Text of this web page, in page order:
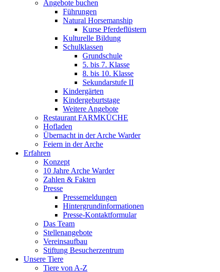
Angebote buchen
Führungen
Natural Horsemanship
Kurse Pferdeflüstern
Kulturelle Bildung
Schulklassen
Grundschule
5. bis 7. Klasse
8. bis 10. Klasse
Sekundarstufe II
Kindergärten
Kindergeburtstage
Weitere Angebote
Restaurant FARMKÜCHE
Hofladen
Übernacht in der Arche Warder
Feiern in der Arche
Erfahren
Konzept
10 Jahre Arche Warder
Zahlen & Fakten
Presse
Pressemeldungen
Hintergrundinformationen
Presse-Kontaktformular
Das Team
Stellenangebote
Vereinsaufbau
Stiftung Besucherzentrum
Unsere Tiere
Tiere von A-Z